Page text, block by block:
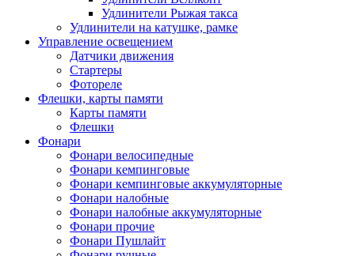
Удлинители Рыжая такса
Удлинители на катушке, рамке
Управление освещением
Датчики движения
Стартеры
Фотореле
Флешки, карты памяти
Карты памяти
Флешки
Фонари
Фонари велосипедные
Фонари кемпинговые
Фонари кемпинговые аккумуляторные
Фонари налобные
Фонари налобные аккумуляторные
Фонари прочие
Фонари Пушлайт